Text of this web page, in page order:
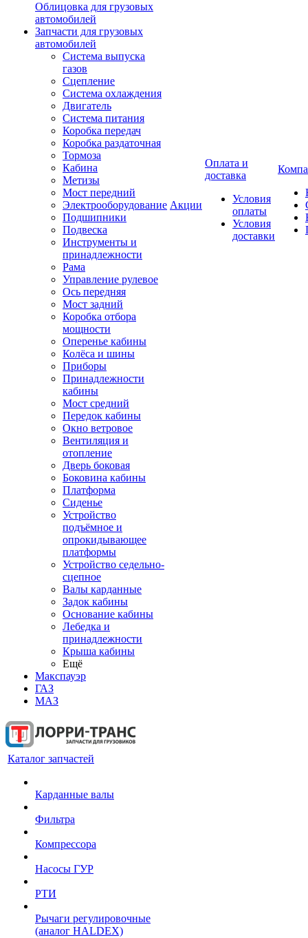
Облицовка для грузовых
автомобилей
Запчасти для грузовых
автомобилей
Система выпуска
газов
Сцепление
Система охлаждения
Двигатель
Система питания
Коробка передач
Коробка раздаточная
Тормоза
Кабина
Метизы
Мост передний
Электрооборудование
Подшипники
Подвеска
Инструменты и
принадлежности
Рама
Управление рулевое
Ось передняя
Мост задний
Коробка отбора
мощности
Оперенье кабины
Колёса и шины
Приборы
Принадлежности
кабины
Мост средний
Передок кабины
Окно ветровое
Вентиляция и
отопление
Дверь боковая
Боковина кабины
Платформа
Сиденье
Устройство
подъёмное и
опрокидывающее
платформы
Устройство седельно-
сцепное
Валы карданные
Задок кабины
Основание кабины
Лебедка и
принадлежности
Крыша кабины
Ещё
Макспауэр
ГАЗ
МАЗ
Акции
Оплата и
доставка
Условия
оплаты
Условия
доставки
Каталог запчастей
Карданные валы
Фильтра
Компрессора
Насосы ГУР
РТИ
Рычаги регулировочные
(аналог HALDEX)